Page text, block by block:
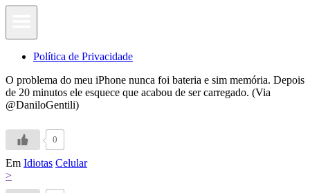
Política de Privacidade
O problema do meu iPhone nunca foi bateria e sim memória. Depois
de 20 minutos ele esquece que acabou de ser carregado. (Via
@DaniloGentili)
0
Em Idiotas Celular
>